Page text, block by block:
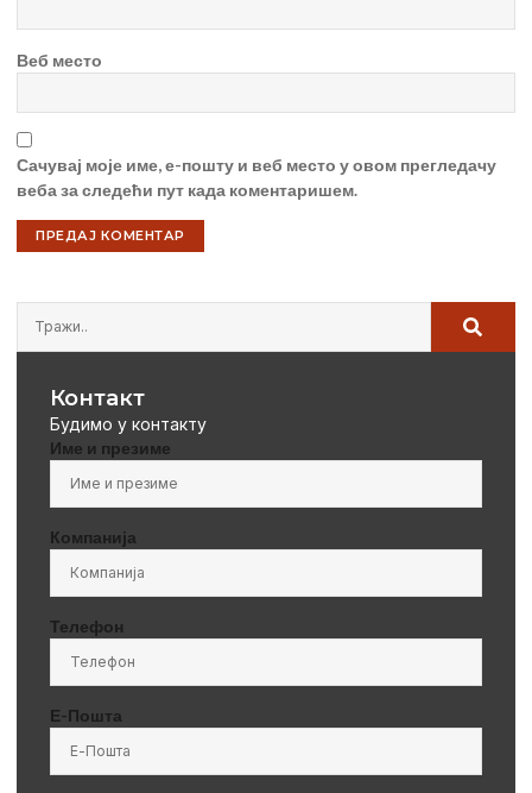
Веб место
Сачувај моје име, е-пошту и веб место у овом прегледачу
веба за следећи пут када коментаришем.
Контакт
Будимо у контакту
Име и презиме
Компанија
Телефон
Е-Пошта